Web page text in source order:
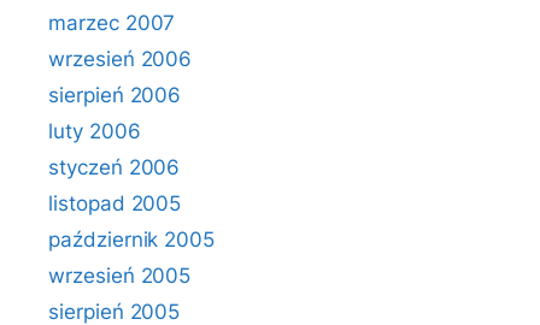
marzec 2007
wrzesień 2006
sierpień 2006
luty 2006
styczeń 2006
listopad 2005
październik 2005
wrzesień 2005
sierpień 2005